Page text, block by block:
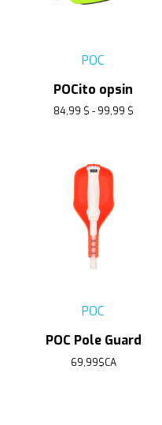
POC
POCito opsin
84,99 $ - 99,99 $
POC
POC Pole Guard
69,99$CA